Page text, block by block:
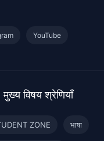
YouTube
विषय श्रेणियाँ
ZONE भाषा